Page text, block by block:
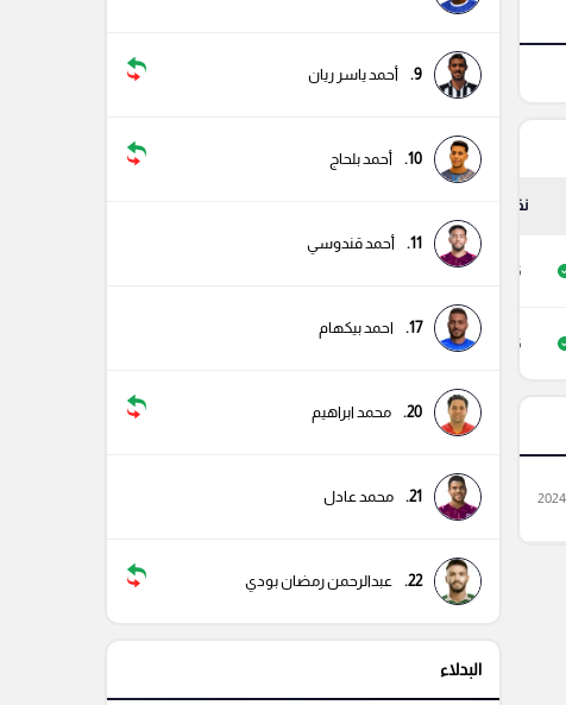
نقاط
56
46
9. أحمد ياسر ريان
10. أحمد بلحاج
11. أحمد قندوسي
17. احمد بيكهام
20. محمد ابراهيم
21. محمد عادل
22. عبدالرحمن رمضان بودي
البدلاء